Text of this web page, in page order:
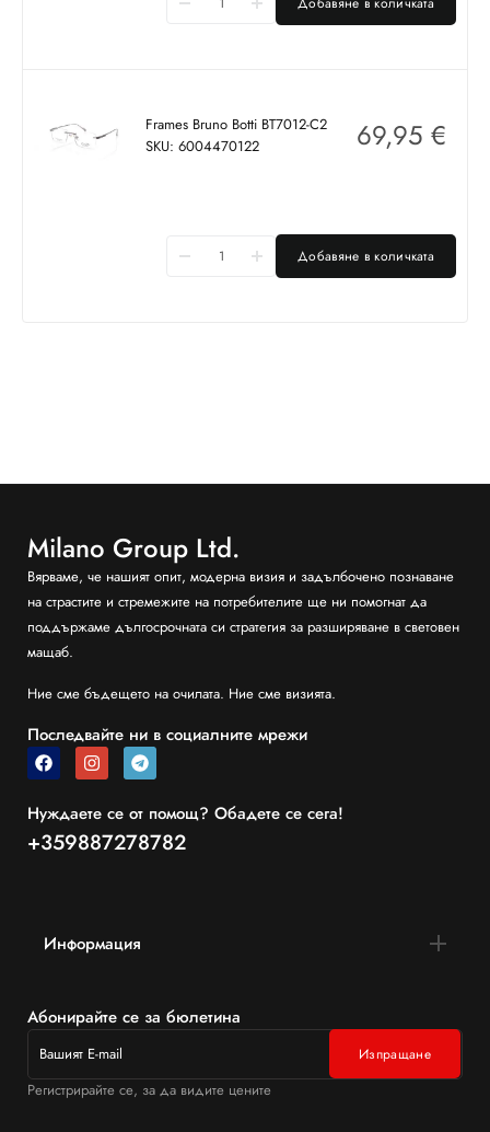
Frames Bruno Botti BT7012-C2
SKU: 6004470122
69,95 €
Добавяне в количката
Milano Group Ltd.
Вярваме, че нашият опит, модерна визия и задълбочено познаване
на страстите и стремежите на потребителите ще ни помогнат да
поддържаме дългосрочната си стратегия за разширяване в световен
мащаб.
Ние сме бъдещето на очилата. Ние сме визията.
Последвайте ни в социалните мрежи
Нуждаете се от помощ? Обадете се сега!
+359887278782
Информация
Абонирайте се за бюлетина
Регистрирайте се, за да видите цените